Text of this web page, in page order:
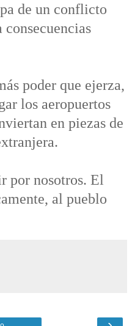
de un conflicto
poder que ejerza,
los aeropuertos
en piezas de
por nosotros. El
al pueblo